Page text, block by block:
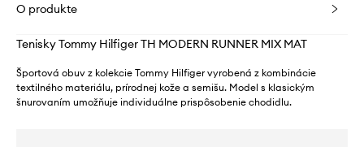
O produkte
Tenisky Tommy Hilfiger TH MODERN RUNNER MIX MAT
Športová obuv z kolekcie Tommy Hilfiger vyrobená z kombinácie
textilného materiálu, prírodnej kože a semišu. Model s klasickým
šnurovaním umožňuje individuálne prispôsobenie chodidlu.